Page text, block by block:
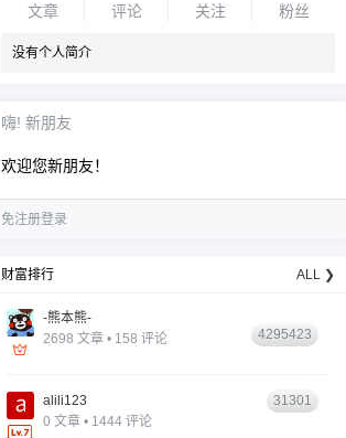
文章 评论 关注 粉丝
没有个人简介
嗨! 新朋友
欢迎您新朋友！
免注册登录
财富排行 ALL ❯
-熊本熊-
2698 文章 • 158 评论
4295423
alili123
0 文章 • 1444 评论
31301